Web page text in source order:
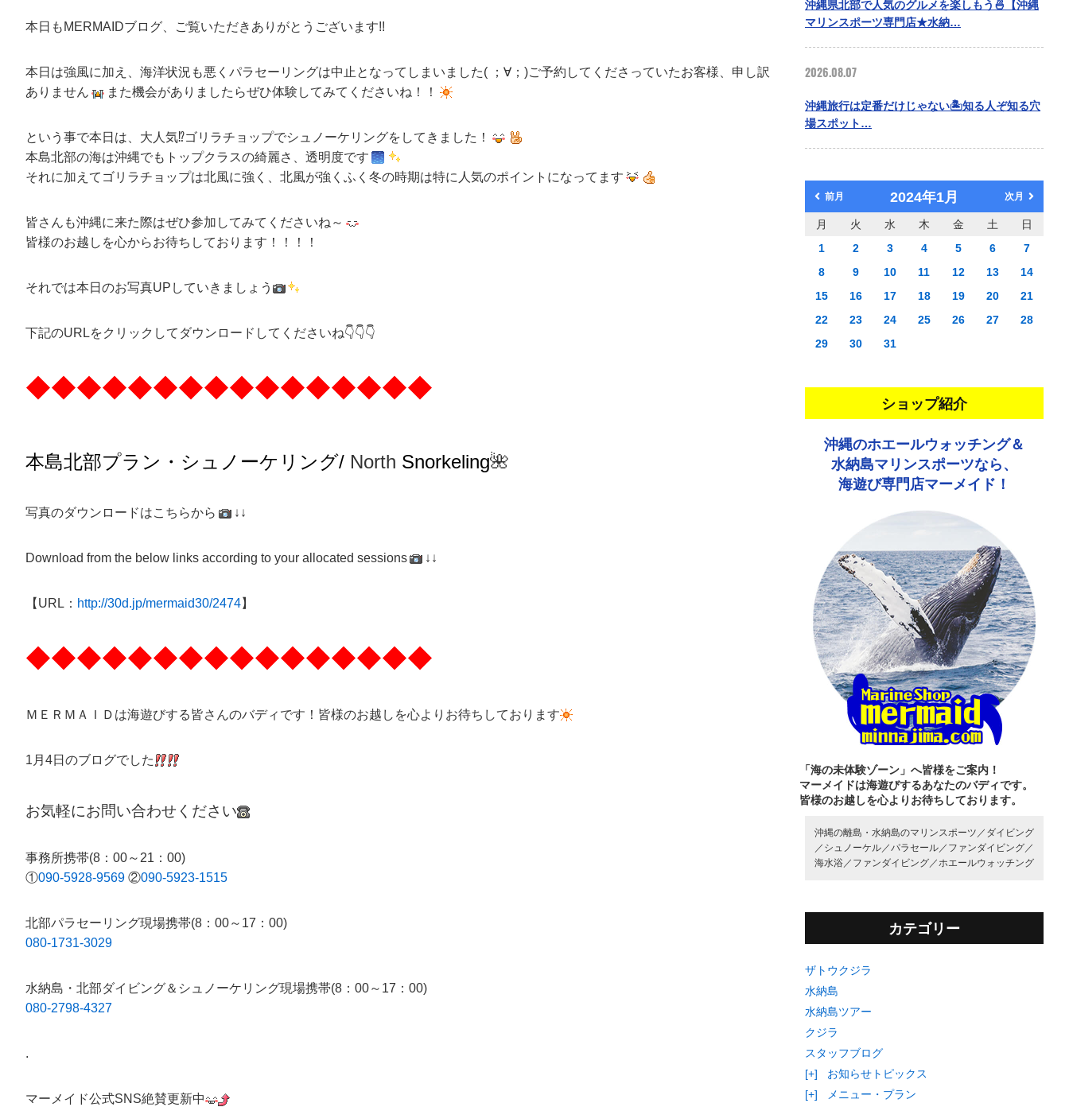
本日もMERMAIDブログ、ご覧いただきありがとうございます!!
本日は強風に加え、海洋状況も悪くパラセーリングは中止となってしまいました( ；∀；)ご予約してくださっていたお客様、申し訳
ありません
また機会がありましたらぜひ体験してみてくださいね！！
という事で本日は、大人気⁉ゴリラチョップでシュノーケリングをしてきました！
本島北部の海は沖縄でもトップクラスの綺麗さ、透明度です
それに加えてゴリラチョップは北風に強く、北風が強くふく冬の時期は特に人気のポイントになってます
皆さんも沖縄に来た際はぜひ参加してみてくださいね～
皆様のお越しを心からお待ちしております！！！！
それでは本日のお写真UPしていきましょう
下記のURLをクリックしてダウンロードしてくださいね👇👇👇
◆◆◆◆◆◆◆◆◆◆◆◆◆◆◆◆
本島北部プラン・ シュノーケリング/ North Snorkeling🌺
写真のダウンロードはこちらから ↓↓
Download from the below links according to your allocated sessions ↓↓
【URL： http://30d.jp/mermaid30/2474】
◆◆◆◆◆◆◆◆◆◆◆◆◆◆◆◆
ＭＥＲＭＡＩＤは海遊びする皆さんのバディです！皆様のお越しを心よりお待ちしております
1月4日のブログでした
お気軽にお問い合わせください
事務所携帯(8：00～21：00)
①090-5928-9569 ②090-5923-1515
北部パラセーリング現場携帯(8：00～17：00)
080-1731-3029
水納島・北部ダイビング＆シュノーケリング現場携帯(8：00～17：00)
080-2798-4327
.
マーメイド公式SNS絶賛更新中
沖縄県北部で人気のグルメを楽しもう🍜【沖縄
マリンスポーツ専門店★水納…
2026.08.07
沖縄旅行は定番だけじゃない🏝️知る人ぞ知る穴
場スポット…
前月 2024年1月 次月
月 火 水 木 金 土
日
1
2 3 4 5 6
7
8
9 10 11 12 13
14
15
16 17 18 19 20
21
22
23 24 25 26 27
28
29
30 31
ショップ紹介
沖縄のホエールウォッチング＆
水納島マリンスポーツなら、
海遊び専門店マーメイド！
「海の未体験ゾーン」へ皆様をご案内！
マーメイドは海遊びするあなたのバディです。
皆様のお越しを心よりお待ちしております。
沖縄の離島・水納島のマリンスポーツ／ ダイビング
／ シュノーケル／ パラセール／ ファンダイビング／
海水浴／ ファンダイビング／ ホエールウォッチング
カテゴリー
ザトウクジラ
水納島
水納島ツアー
クジラ
スタッフブログ
[+]
お知らせトピックス
[+]
メニュー・プラン